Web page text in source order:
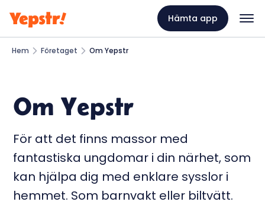
Hämta app
Hem Företaget Om Yepstr
Om Yepstr
För att det finns massor med
fantastiska ungdomar i din närhet, som
kan hjälpa dig med enklare sysslor i
hemmet. Som barnvakt eller biltvätt.